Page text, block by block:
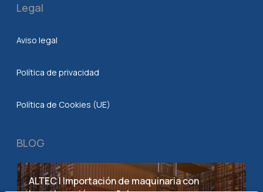
Legal
Aviso legal
Política de privacidad
Política de Cookies (UE)
BLOG
ALTEC | Importación de maquinaria con